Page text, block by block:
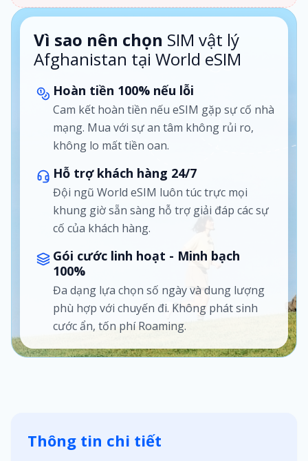
Vì sao nên chọn SIM vật lý
Afghanistan tại World eSIM
Hoàn tiền 100% nếu lỗi
Cam kết hoàn tiền nếu eSIM gặp sự cố nhà
mạng. Mua với sự an tâm không rủi ro,
không lo mất tiền oan.
Hỗ trợ khách hàng 24/7
Đội ngũ World eSIM luôn túc trực mọi
khung giờ sẵn sàng hỗ trợ giải đáp các sự
cố của khách hàng.
Gói cước linh hoạt - Minh bạch
100%
Đa dạng lựa chọn số ngày và dung lượng
phù hợp với chuyến đi. Không phát sinh
cước ẩn, tốn phí Roaming.
Thông tin chi tiết